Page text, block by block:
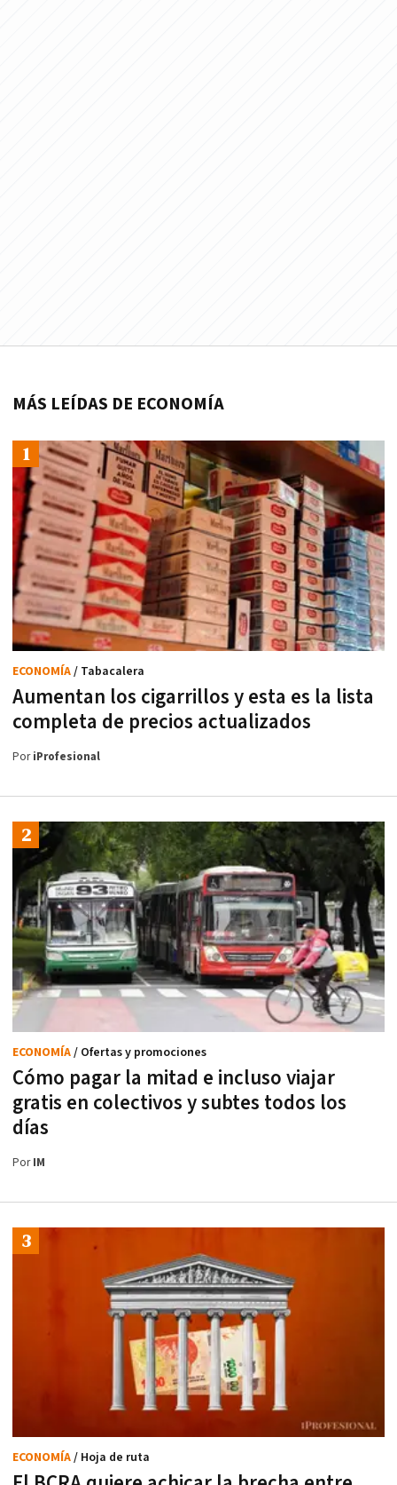
MÁS LEÍDAS DE ECONOMÍA
Aumentan los cigarrillos y esta es la lista
completa de precios actualizados
ECONOMÍA/ Tabacalera
PoriProfesional
Cómo pagar la mitad e incluso viajar
gratis en colectivos y subtes todos los
días
ECONOMÍA/ Ofertas y promociones
PorIM
ECONOMÍA/ Hoja de ruta